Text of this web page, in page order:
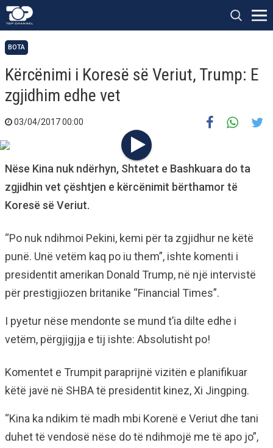
BOTA
Kërcënimi i Koresë së Veriut, Trump: E
zgjidhim edhe vet
03/04/2017 00:00
Nëse Kina nuk ndërhyn, Shtetet e Bashkuara do ta
zgjidhin vet çështjen e kërcënimit bërthamor të
Koresë së Veriut.
“Po nuk ndihmoi Pekini, kemi për ta zgjidhur ne këtë
punë. Unë vetëm kaq po iu them”, ishte komenti i
presidentit amerikan Donald Trump, në një intervistë
për prestigjiozen britanike “Financial Times”.
I pyetur nëse mendonte se mund t’ia dilte edhe i
vetëm, përgjigjja e tij ishte: Absolutisht po!
Komentet e Trumpit paraprijnë vizitën e planifikuar
këtë javë në SHBA të presidentit kinez, Xi Jingping.
“Kina ka ndikim të madh mbi Korenë e Veriut dhe tani
duhet të vendosë nëse do të ndihmojë me të apo jo”,